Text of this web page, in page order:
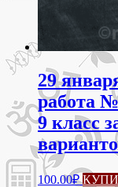
29
работа
9 класс
100.00₽